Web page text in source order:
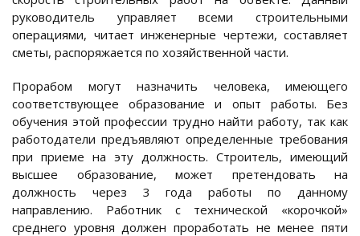
руководитель управляет всеми строительными
операциями, читает инженерные чертежи, составляет
сметы, распоряжается по хозяйственной части.
Прорабом могут назначить человека, имеющего
соответствующее образование и опыт работы. Без
обучения этой профессии трудно найти работу, так как
работодатели предъявляют определенные требования
при приеме на эту должность. Строитель, имеющий
высшее образование, может претендовать на
должность через 3 года работы по данному
направлению. Работник с технической «корочкой»
среднего уровня должен проработать не менее пяти